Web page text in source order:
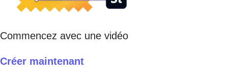
Commencez avec une vidéo
Créer maintenant